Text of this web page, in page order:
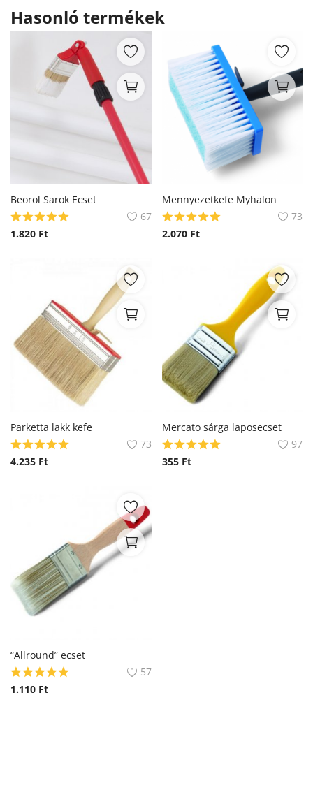
Hasonló termékek
Beorol Sarok Ecset
67
1.820 Ft
Mennyezetkefe Myhalon
73
2.070 Ft
Parketta lakk kefe
73
4.235 Ft
Mercato sárga laposecset
97
355 Ft
“Allround” ecset
57
1.110 Ft